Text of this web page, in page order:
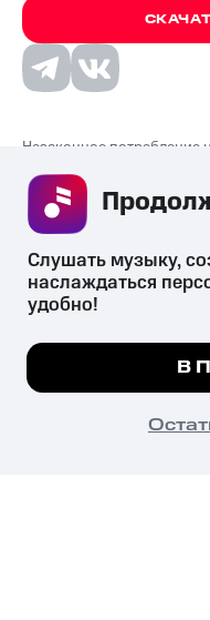
Незаконное потребление
психотропных веществ,
их незаконный оборот
законодательством
© 2026 ООО «КИОН».
Все права защищены
Мы используем
Слушать музыку,
наслаждаться
удобно!
В